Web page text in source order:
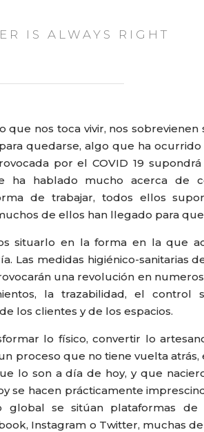
IS ALWAYS RIGHT
nos toca vivir, nos
quedarse, algo que ha
por el COVID 19
ha hablado mucho acerca de
de trabajar, todos ellos
de ellos han llegado para
situarlo en la forma en la que
Las medidas higiénico-sanitarias
una revolución en
la trazabilidad, el control
los clientes y de los espacios.
lo físico, convertir lo
proceso que no tiene vuelta
lo son a día de hoy, y que
se hacen prácticamente
se sitúan plataformas de
Instagram o Twitter, muchas